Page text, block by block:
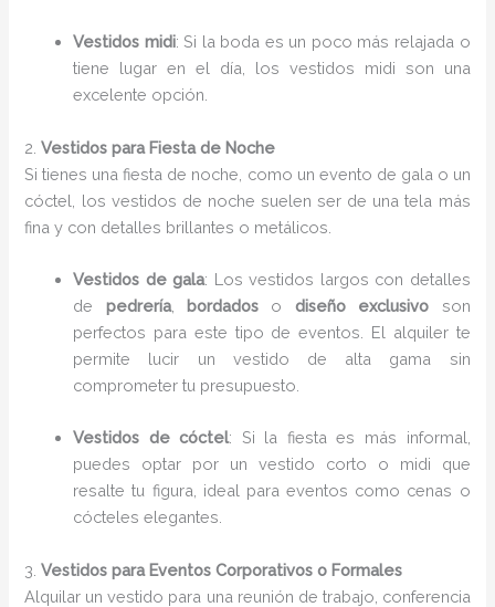
Vestidos midi: Si la boda es un poco más relajada o
tiene lugar en el día, los vestidos midi son una
excelente opción.
2.Vestidos para Fiesta de Noche
Si tienes una fiesta de noche, como un evento de gala o un
cóctel, los vestidos de noche suelen ser de una tela más
fina y con detalles brillantes o metálicos.
Vestidos de gala: Los vestidos largos con detalles
de pedrería, bordados o diseño exclusivo son
perfectos para este tipo de eventos. El alquiler te
permite lucir un vestido de alta gama sin
comprometer tu presupuesto.
Vestidos de cóctel: Si la fiesta es más informal,
puedes optar por un vestido corto o midi que
resalte tu figura, ideal para eventos como cenas o
cócteles elegantes.
3.Vestidos para Eventos Corporativos o Formales
Alquilar un vestido para una reunión de trabajo, conferencia